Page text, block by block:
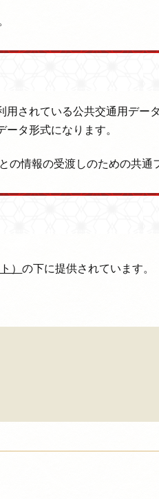
されている公共交通用デー
タ形式になります。
情報の受渡しのための共通
）の下に提供されています。